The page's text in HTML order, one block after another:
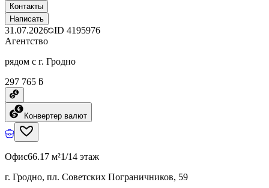
Контакты
Написать
31.07.2026 ID 4195976
Агентство
рядом с г. Гродно
297 765 ƃ
Конвертер валют
Офис66.17 м²1/14 этаж
г. Гродно, пл. Советских Пограничников, 59